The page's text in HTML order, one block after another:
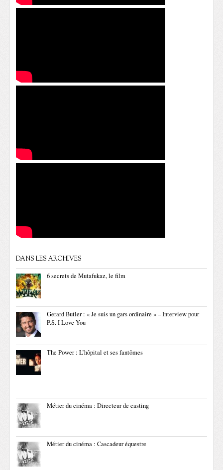
DANS LES ARCHIVES
6 secrets de Mutafukaz, le film
Gerard Butler : « Je suis un gars ordinaire » – Interview pour
P.S. I Love You
The Power : L’hôpital et ses fantômes
Métier du cinéma : Directeur de casting
Métier du cinéma : Cascadeur équestre